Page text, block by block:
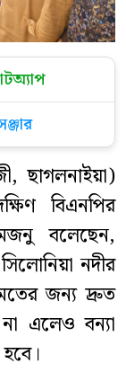
ছাগলনাইয়া)
বিএনপির
বলেছেন,
নদীর
জন্য দ্রুত
এলেও বন্যা